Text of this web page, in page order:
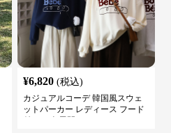
¥6,820 (税込)
カジュアルコーデ 韓国風スウェ
ットパーカー レディース フード